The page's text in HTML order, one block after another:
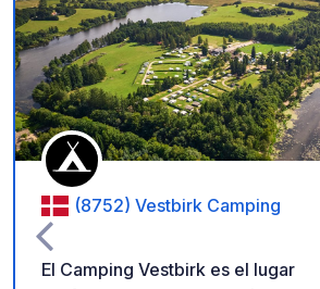
(8752) Vestbirk Camping
El Camping Vestbirk es el lugar